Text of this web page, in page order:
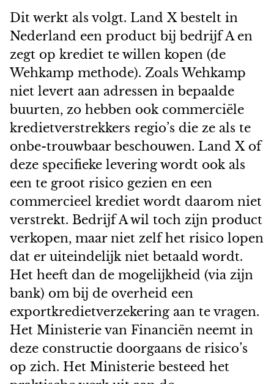
Dit werkt als volgt. Land X bestelt in
Nederland een product bij bedrijf A en
zegt op krediet te willen kopen (de
Wehkamp methode). Zoals Wehkamp
niet levert aan adressen in bepaalde
buurten, zo hebben ook commerciële
kredietverstrekkers regio’s die ze als te
onbe-trouwbaar beschouwen. Land X of
deze specifieke levering wordt ook als
een te groot risico gezien en een
commercieel krediet wordt daarom niet
verstrekt. Bedrijf A wil toch zijn product
verkopen, maar niet zelf het risico lopen
dat er uiteindelijk niet betaald wordt.
Het heeft dan de mogelijkheid (via zijn
bank) om bij de overheid een
exportkredietverzekering aan te vragen.
Het Ministerie van Financiën neemt in
deze constructie doorgaans de risico’s
op zich. Het Ministerie besteed het